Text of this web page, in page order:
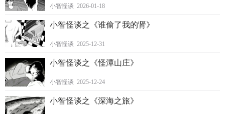
小智怪谈 2026-01-18
小智怪谈之《谁偷了我的肾》
小智怪谈 2025-12-31
小智怪谈之《怪潭山庄》
小智怪谈 2025-12-24
小智怪谈之《深海之旅》